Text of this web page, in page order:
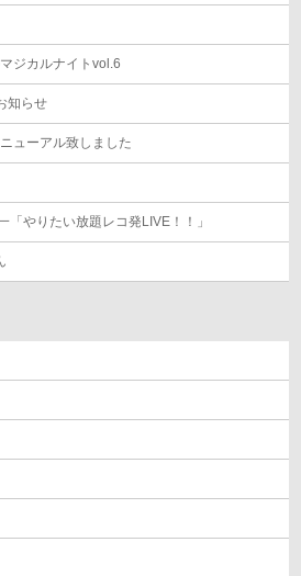
ジカルナイトvol.6
知らせ
ューアル致しました
やりたい放題レコ発LIVE！！」